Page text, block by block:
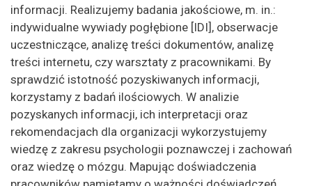
informacji. Realizujemy badania jakościowe, m. in.:
indywidualne wywiady pogłębione [IDI], obserwacje
uczestniczące, analizę treści dokumentów, analizę
treści internetu, czy warsztaty z pracownikami. By
sprawdzić istotność pozyskiwanych informacji,
korzystamy z badań ilościowych. W analizie
pozyskanych informacji, ich interpretacji oraz
rekomendacjach dla organizacji wykorzystujemy
wiedzę z zakresu psychologii poznawczej i zachowań
oraz wiedzę o mózgu. Mapując doświadczenia